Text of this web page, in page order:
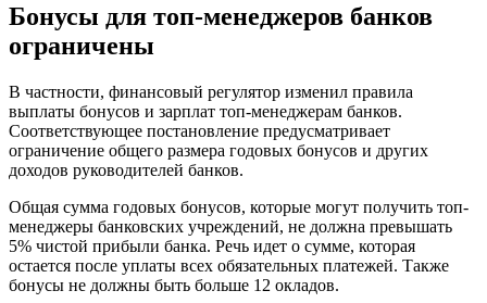
Бонусы для топ-менеджеров банков
ограничены
В частности, финансовый регулятор изменил правила
выплаты бонусов и зарплат топ-менеджерам банков.
Соответствующее постановление предусматривает
ограничение общего размера годовых бонусов и других
доходов руководителей банков.
Общая сумма годовых бонусов, которые могут получить топ-
менеджеры банковских учреждений, не должна превышать
5% чистой прибыли банка. Речь идет о сумме, которая
остается после уплаты всех обязательных платежей. Также
бонусы не должны быть больше 12 окладов.